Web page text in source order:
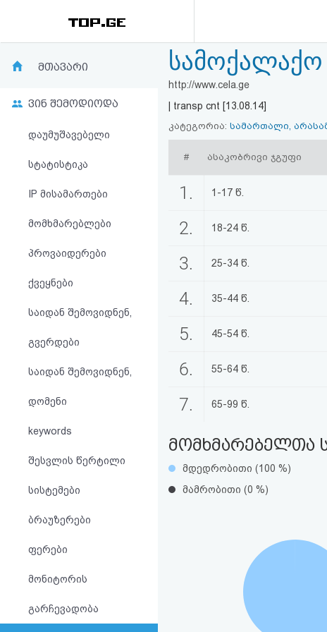
რეიტინგი
კითხვა-
პასუხი
ავტორიზაცია
რეგისტრაცია
სალიცენზიო
შეთანხმება
მთავარი
ვინ შემოდიოდა
დაუმუშავებელი
სტატისტიკა
IP მისამართები
მომხმარებლები
პროვაიდერები
ქვეყნები
საიდან შემოვიდნენ,
გვერდები
საიდან შემოვიდნენ,
დომენი
keywords
შესვლის წერტილი
სისტემები
ბრაუზერები
ფერები
მონიტორის
გარჩევადობა
http://www.cela.ge
| transp cnt [13.08.14]
კატეგორია: სამართალი,
# ასაკობრივი ჯგუფი
1. 1-17 წ.
2. 18-24 წ.
3. 25-34 წ.
4. 35-44 წ.
5. 45-54 წ.
6. 55-64 წ.
7. 65-99 წ.
მომხმარებელთა
მდედრობითი (100 %)
მამრობითი (0 %)